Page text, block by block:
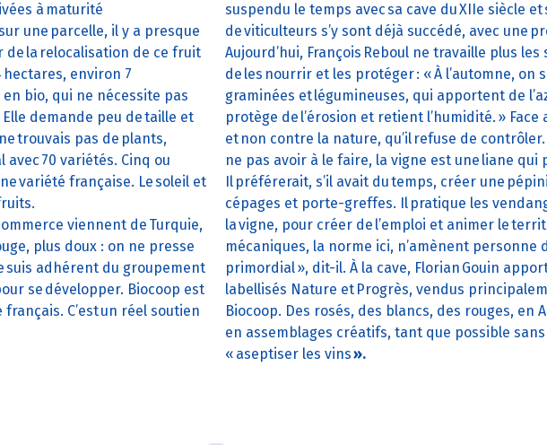
à maturité
une parcelle, il y a presque
la relocalisation de ce fruit
hectares, environ 7
bio, qui ne nécessite pas
demande peu de taille et
trouvais pas de plants,
70 variétés. Cinq ou
variété française. Le soleil et
viennent de Turquie,
plus doux : on ne presse
suis adhérent du groupement
se développer. Biocoop est
C’est un réel soutien
suspendu le temps avec sa cave du XIIe siècle
de viticulteurs s’y sont déjà succédé, avec une
Aujourd’hui, François Reboul ne travaille plus
de les nourrir et les protéger : « À l’automne,
graminées et légumineuses, qui apportent de
protège de l’érosion et retient l’humidité. »
et non contre la nature, qu’il refuse de
ne pas avoir à le faire, la vigne est une liane qui
Il préférerait, s’il avait du temps, créer une
cépages et porte-greffes. Il pratique les
la vigne, pour créer de l’emploi et animer le
mécaniques, la norme ici, n’amènent personne
primordial », dit-il. À la cave, Florian Gouin
labellisés Nature et Progrès, vendus
Biocoop. Des rosés, des blancs, des rouges, en
en assemblages créatifs, tant que possible
« aseptiser les vins».